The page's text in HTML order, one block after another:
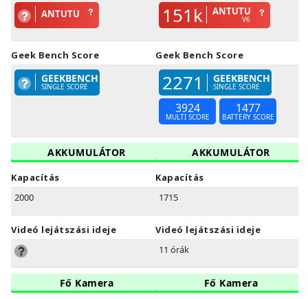
ANTUTU
Geek Bench Score
GEEKBENCH
SINGLE SCORE
AKKUMULÁTOR
Kapacítás
2000
Videó lejátszási ideje
Fő Kamera
151k ANTUTU
V6
Geek Bench Score
2271 GEEKBENCH
SINGLE SCORE
3924
MULTI SCORE
1477
BATTERY SCORE
AKKUMULÁTOR
Kapacítás
1715
Videó lejátszási ideje
11 órák
Fő Kamera